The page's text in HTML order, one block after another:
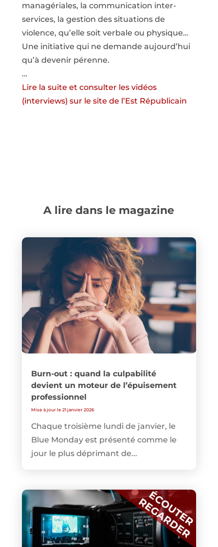
managériales, la communication inter-
services, la gestion des situations de
violence, qu’elle soit verbale ou physique…
Une initiative qui ne demande aujourd’hui
qu’à devenir pérenne.
…
Lire la suite et consulter les vidéos
(interviews) sur le site de l’Est Républicain
A lire dans le magazine
Burn-out : quand la culpabilité
devient un moteur de l’épuisement
professionnel
Mise à jour le 21 janvier 2026
Chaque troisième lundi de janvier, le
Blue Monday est présenté comme le
jour le plus déprimant de...